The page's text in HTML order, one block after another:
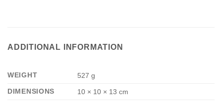
ADDITIONAL INFORMATION
WEIGHT
527 g
DIMENSIONS
10 × 10 × 13 cm